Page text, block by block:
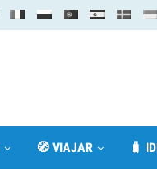
🧭 VIAJAR 🧳